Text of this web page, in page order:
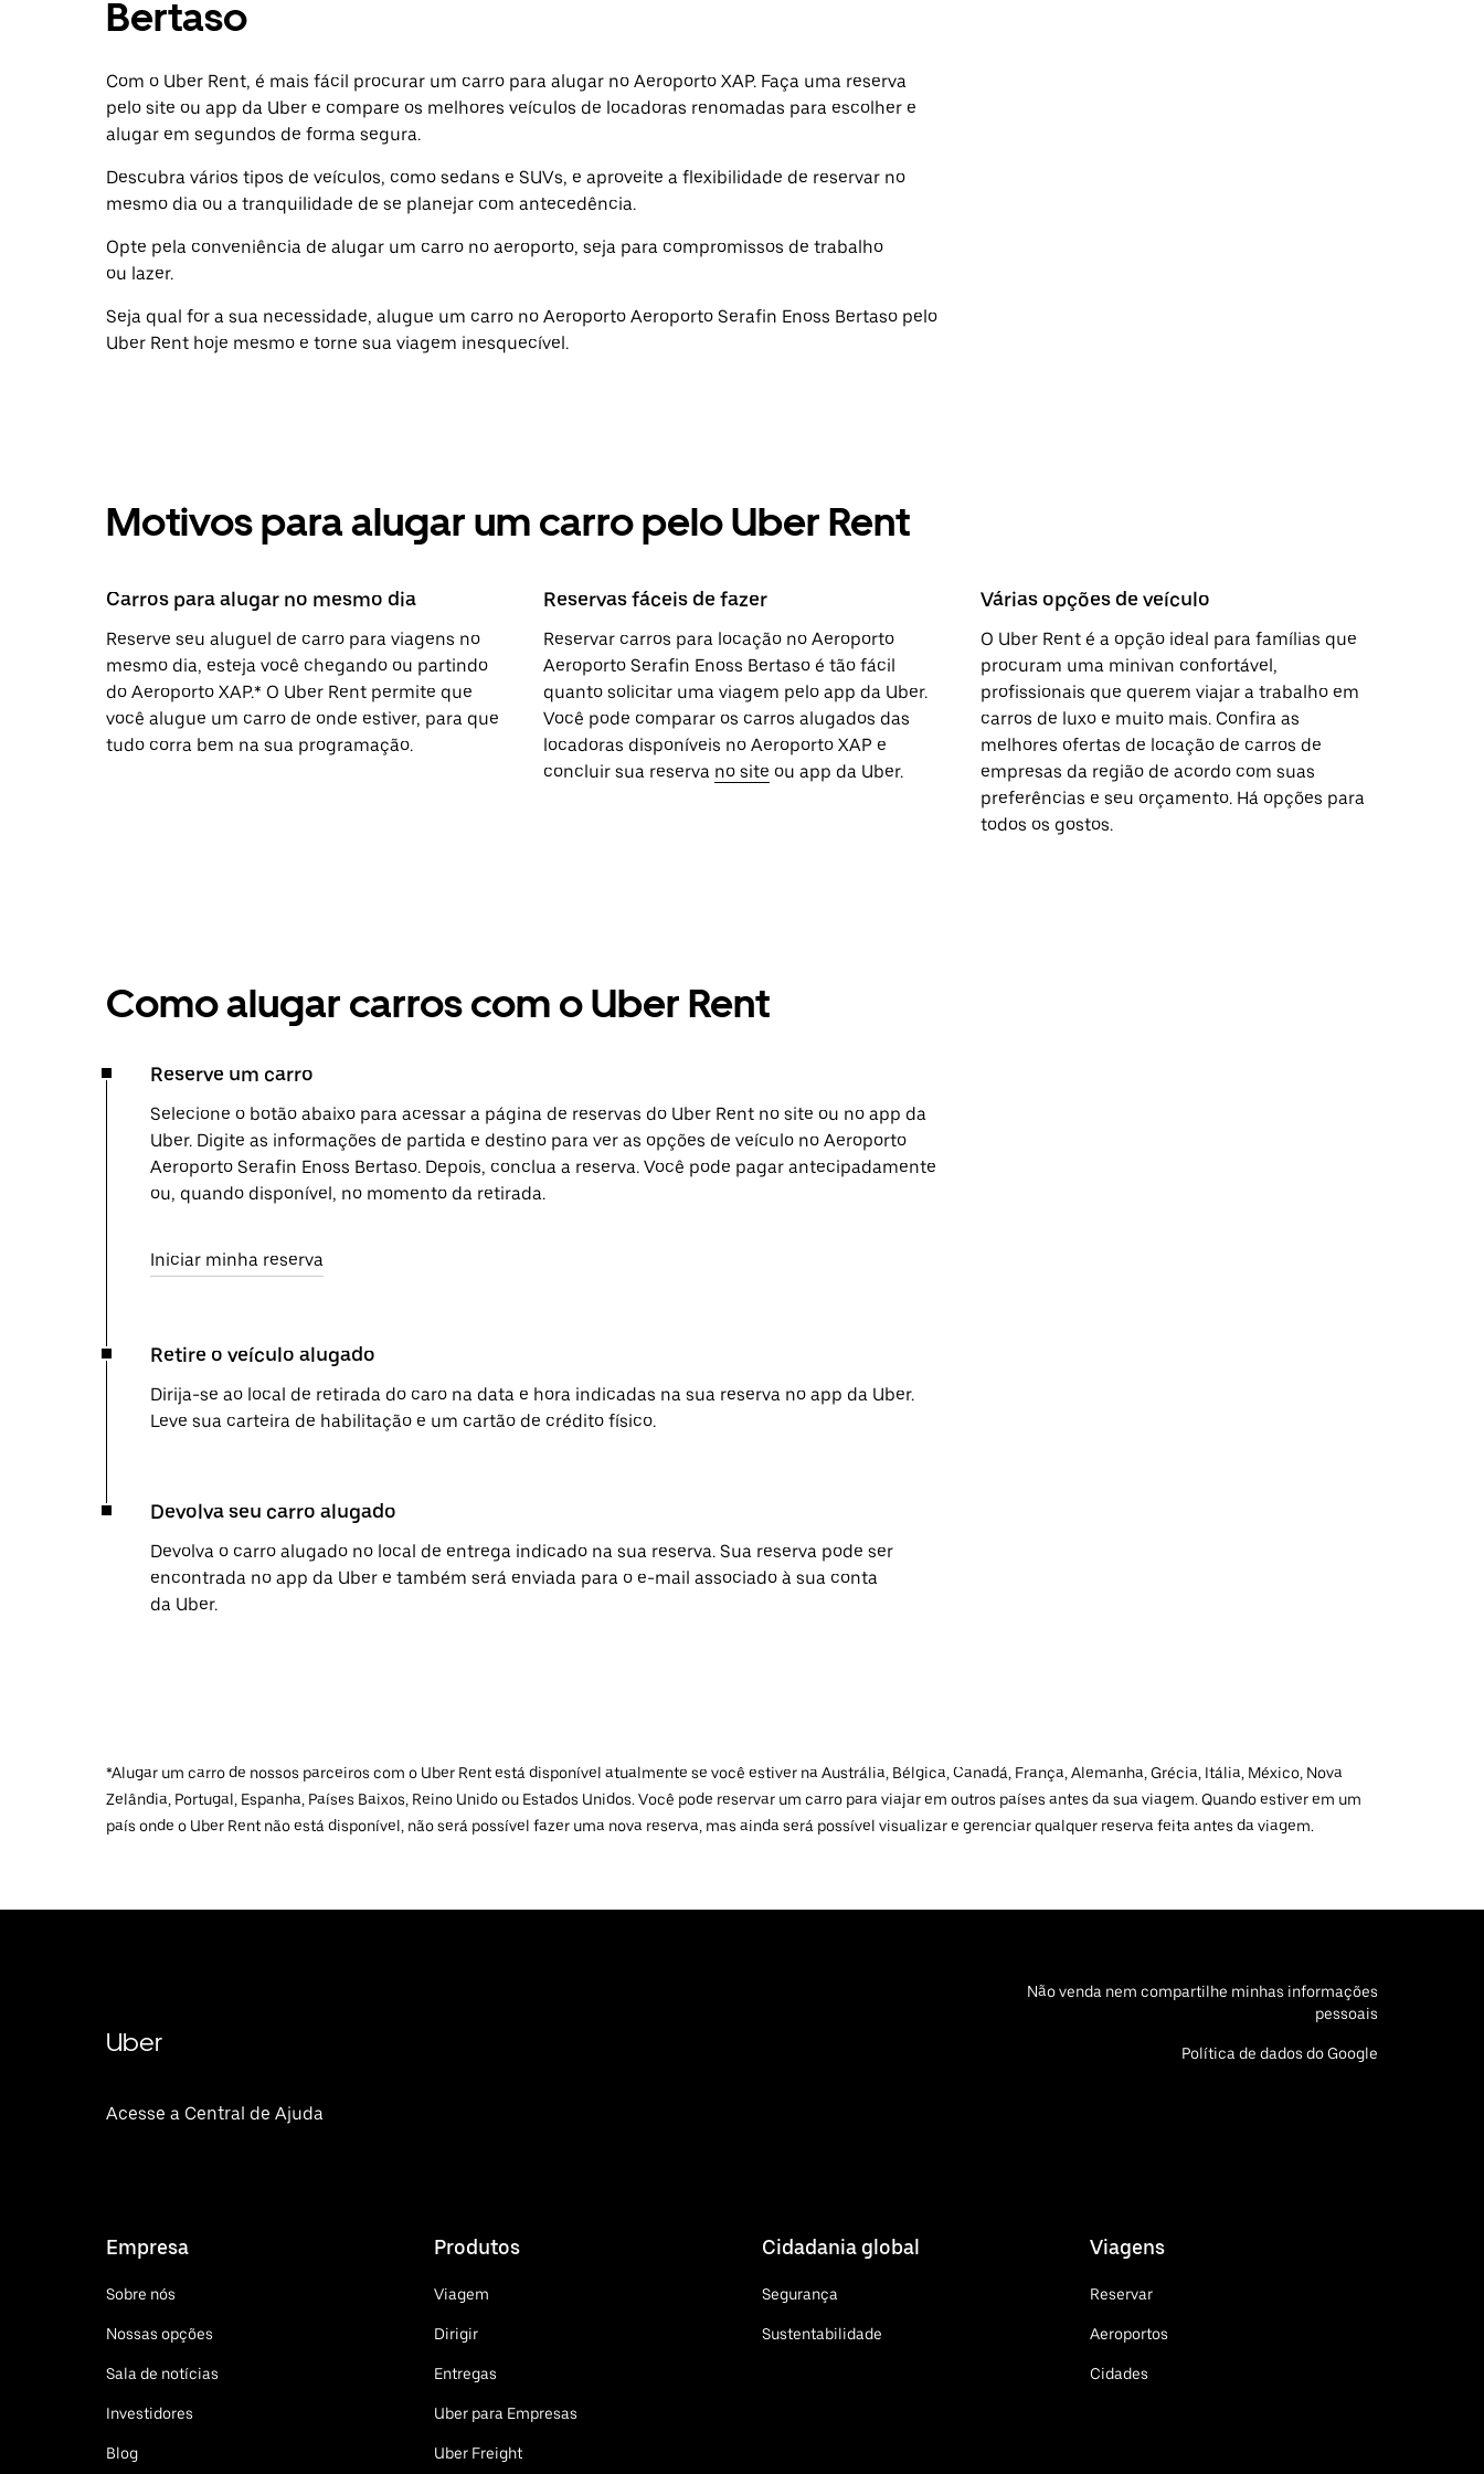
fechar
calendário.
calendário.
Bertaso
Com o Uber Rent, é mais fácil procurar um carro para alugar no Aeroporto XAP. Faça uma reserva
pelo site ou app da Uber e compare os melhores veículos de locadoras renomadas para escolher e
alugar em segundos de forma segura.
Descubra vários tipos de veículos, como sedans e SUVs, e aproveite a flexibilidade de reservar no
mesmo dia ou a tranquilidade de se planejar com antecedência.
Opte pela conveniência de alugar um carro no aeroporto, seja para compromissos de trabalho
ou lazer.
Seja qual for a sua necessidade, alugue um carro no Aeroporto Aeroporto Serafin Enoss Bertaso pelo
Uber Rent hoje mesmo e torne sua viagem inesquecível.
Motivos para alugar um carro pelo Uber Rent
Carros para alugar no mesmo dia
Reserve seu aluguel de carro para viagens no
mesmo dia, esteja você chegando ou partindo
do Aeroporto XAP.* O Uber Rent permite que
você alugue um carro de onde estiver, para que
tudo corra bem na sua programação.
Reservas fáceis de fazer
Reservar carros para locação no Aeroporto
Aeroporto Serafin Enoss Bertaso é tão fácil
quanto solicitar uma viagem pelo app da Uber.
Você pode comparar os carros alugados das
locadoras disponíveis no Aeroporto XAP e
concluir sua reserva no site ou app da Uber.
Várias opções de veículo
O Uber Rent é a opção ideal para famílias que
procuram uma minivan confortável,
profissionais que querem viajar a trabalho em
carros de luxo e muito mais. Confira as
melhores ofertas de locação de carros de
empresas da região de acordo com suas
preferências e seu orçamento. Há opções para
todos os gostos.
Como alugar carros com o Uber Rent
Reserve um carro
Selecione o botão abaixo para acessar a página de reservas do Uber Rent no site ou no app da
Uber. Digite as informações de partida e destino para ver as opções de veículo no Aeroporto
Aeroporto Serafin Enoss Bertaso. Depois, conclua a reserva. Você pode pagar antecipadamente
ou, quando disponível, no momento da retirada.
Iniciar minha reserva
Retire o veículo alugado
Dirija-se ao local de retirada do caro na data e hora indicadas na sua reserva no app da Uber.
Leve sua carteira de habilitação e um cartão de crédito físico.
Devolva seu carro alugado
Devolva o carro alugado no local de entrega indicado na sua reserva. Sua reserva pode ser
encontrada no app da Uber e também será enviada para o e-mail associado à sua conta
da Uber.
*Alugar um carro de nossos parceiros com o Uber Rent está disponível atualmente se você estiver na Austrália, Bélgica, Canadá, França, Alemanha, Grécia, Itália, México, Nova
Zelândia, Portugal, Espanha, Países Baixos, Reino Unido ou Estados Unidos. Você pode reservar um carro para viajar em outros países antes da sua viagem. Quando estiver em um
país onde o Uber Rent não está disponível, não será possível fazer uma nova reserva, mas ainda será possível visualizar e gerenciar qualquer reserva feita antes da viagem.
Uber
Acesse a Central de Ajuda
Não venda nem compartilhe minhas informações
pessoais
Política de dados do Google
Empresa
Sobre nós
Nossas opções
Sala de notícias
Investidores
Blog
Produtos
Viagem
Dirigir
Entregas
Uber para Empresas
Uber Freight
Cidadania global
Segurança
Sustentabilidade
Viagens
Reservar
Aeroportos
Cidades